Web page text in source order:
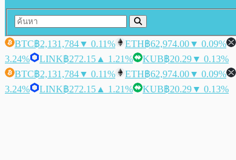
BTC฿2,131,784▼ 0.11% ETH฿62,974.00▼ 0.09%
3.24%
LINK฿272.15 ▲ 1.21% KUB฿20.29▼ 0.13%
BTC฿2,131,784▼ 0.11% ETH฿62,974.00▼ 0.09%
3.24%
LINK฿272.15 ▲ 1.21% KUB฿20.29▼ 0.13%